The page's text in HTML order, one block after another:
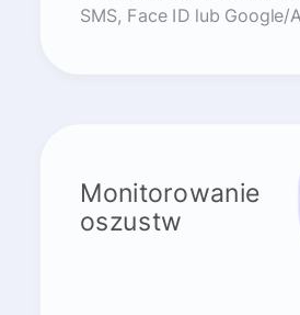
SMS, Face ID lub Google/
Monitorowanie
oszustw